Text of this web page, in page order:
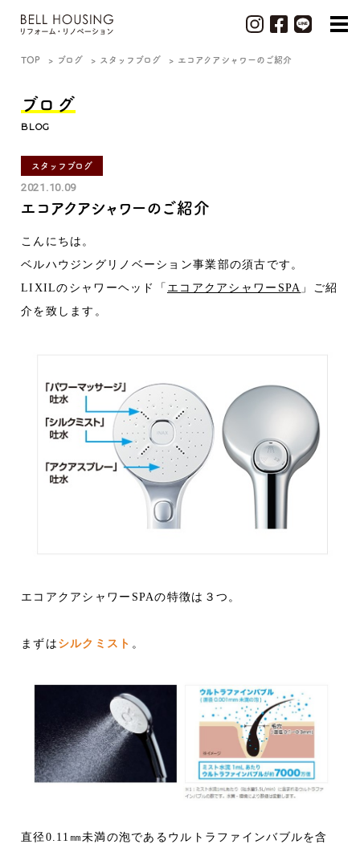
TOP ブログ スタッフブログ エコアクアシャワーのご紹介
ブログ
BLOG
スタッフブログ
2021.10.09
エコアクアシャワーのご紹介
こんにちは。
ベルハウジングリノベーション事業部の須古です。
LIXILのシャワーヘッド「 エコアクアシャワーSPA 」ご紹
介を致します。
エコアクアシャワーSPAの特徴は３つ。
まずは シルクミスト 。
直径0.11㎜未満の泡であるウルトラファインバブルを含